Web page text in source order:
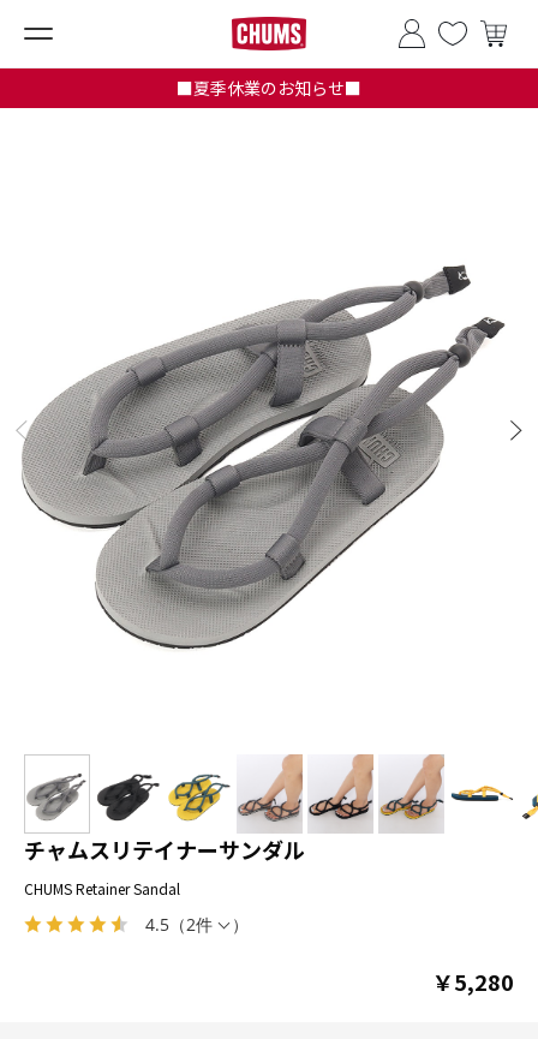
■夏季休業のお知らせ■
4.5 （2件 ）
チャムスリテイナーサンダル
CHUMS Retainer Sandal
￥5,280